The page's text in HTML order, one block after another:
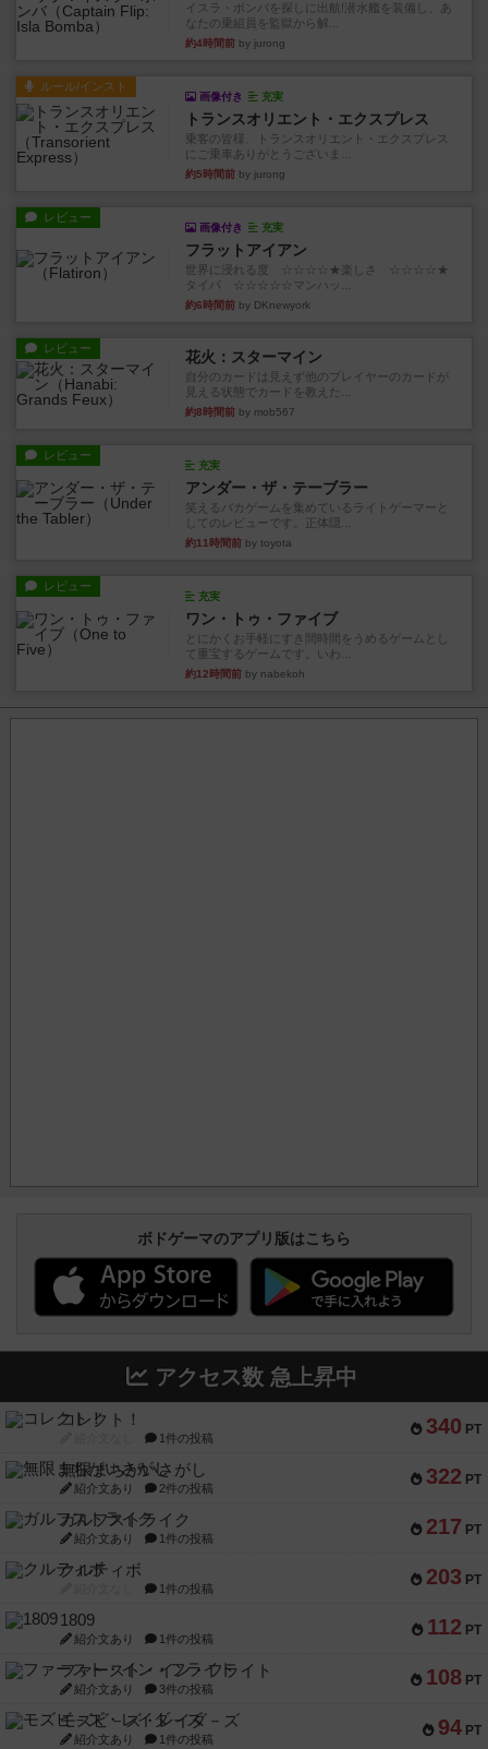
イスラ・ボンバを探しに出航!潜水艦を装備し、あ
なたの乗組員を監獄から解...
約4時間前 by jurong
ルール/インスト
画像付き 充実
トランスオリエント・エクスプレス
乗客の皆様、トランスオリエント・エクスプレス
にご乗車ありがとうございま...
約5時間前 by jurong
レビュー
画像付き 充実
フラットアイアン
世界に浸れる度 ☆☆☆☆★楽しさ ☆☆☆☆★
タイパ ☆☆☆☆☆マンハッ...
約6時間前 by DKnewyork
レビュー 花火：スターマイン
自分のカードは見えず他のプレイヤーのカードが
見える状態でカードを教えた...
約8時間前 by mob567
レビュー
充実
アンダー・ザ・テーブラー
笑えるバカゲームを集めているライトゲーマーと
してのレビューです。正体隠...
約11時間前 by toyota
レビュー
充実
ワン・トゥ・ファイブ
とにかくお手軽にすき間時間をうめるゲームとし
て重宝するゲームです。いわ...
約12時間前 by nabekoh
ボドゲーマのアプリ版はこちら
アクセス数 急上昇中
340 PT
コレクト！
1件の投稿
322 PT
無限まちがいさがし
紹介文あり 2件の投稿
217 PT
ガルフストライク
紹介文あり 1件の投稿
203 PT
クルティボ
1件の投稿
112 PT
1809
紹介文あり 1件の投稿
108 PT
ファースト・イン・フライト
紹介文あり 3件の投稿
94 PT
モズビ－ズ・レイダ－ズ
紹介文あり 1件の投稿